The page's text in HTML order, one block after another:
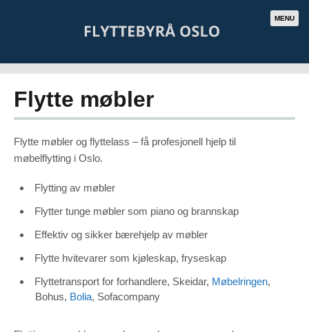
MENU
Flytte møbler
Flytte møbler og flyttelass – få profesjonell hjelp til
møbelflytting i Oslo.
Flytting av møbler
Flytter tunge møbler som piano og brannskap
Effektiv og sikker bærehjelp av møbler
Flytte hvitevarer som kjøleskap, fryseskap
Flyttetransport for forhandlere, Skeidar, Møbelringen,
Bohus, Bolia, Sofacompany